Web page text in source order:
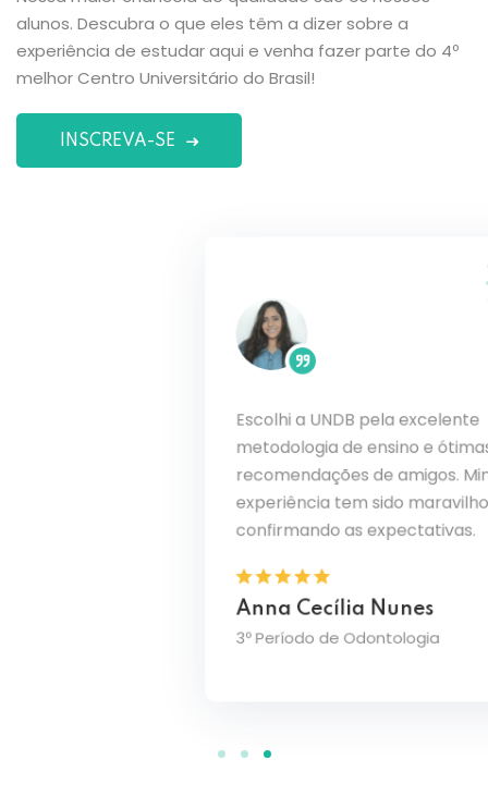
alunos. Descubra o que eles têm a dizer sobre a
experiência de estudar aqui e venha fazer parte do 4º
melhor Centro Universitário do Brasil!
INSCREVA-SE
Escolhi a UNDB pela excelente
metodologia de ensino e ótimas
recomendações de amigos. Minha
experiência tem sido maravilhosa,
confirmando as expectativas.
Anna Cecília Nunes
3º Período de Odontologia
Ouvi
curso
sinto